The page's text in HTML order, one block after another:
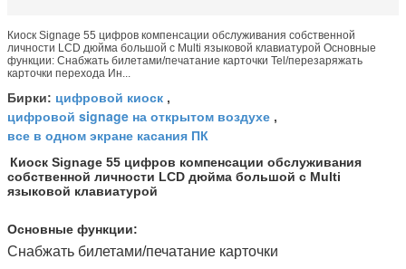
Киоск Signage 55 цифров компенсации обслуживания собственной
личности LCD дюйма большой с Multi языковой клавиатурой Основные
функции: Снабжать билетами/печатание карточки Tel/перезаряжать
карточки перехода Ин...
Бирки: цифровой киоск ,
цифровой signage на открытом воздухе ,
все в одном экране касания ПК
Киоск Signage 55 цифров компенсации обслуживания
собственной личности LCD дюйма большой с Multi
языковой клавиатурой
Основные функции:
Снабжать билетами/печатание карточки